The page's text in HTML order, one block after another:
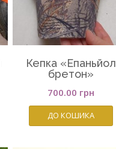
Кепка «Епаньйол
бретон»
700.00 грн
ДО КОШИКА